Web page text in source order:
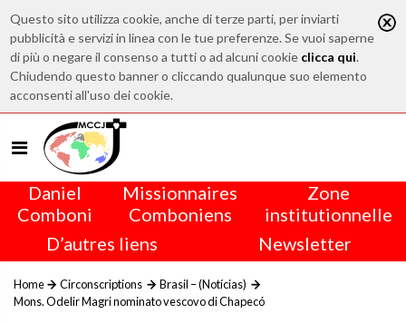
Questo sito utilizza cookie, anche di terze parti, per inviarti
pubblicità e servizi in linea con le tue preferenze. Se vuoi saperne
di più o negare il consenso a tutti o ad alcuni cookie clicca qui.
Chiudendo questo banner o cliccando qualunque suo elemento
acconsenti all'uso dei cookie.
Daniel
Comboni
Missionnaires
Comboniens
Zone
institutionnelle
D’autres liens
Newsletter
Home Circonscriptions
Brasil – (Notícias)
Mons. Odelir Magri nominato vescovo di Chapecó